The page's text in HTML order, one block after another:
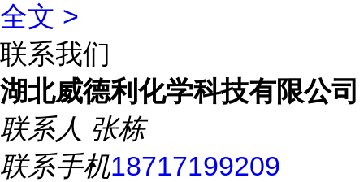
全文 >
联系我们
湖北威德利化学科技有限公司
联系人 张栋
联系手机18717199209